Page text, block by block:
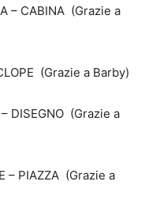
– CABINA (Grazie a
(Grazie a Barby)
DISEGNO (Grazie a
– PIAZZA (Grazie a